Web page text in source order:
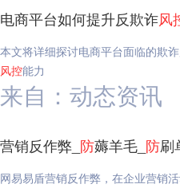
电商平台如何提升反欺诈风
本文将详细探讨电商平台面临的欺
风控能力
来自：动态资讯
营销反作弊_ 防薅羊毛_ 防刷
网易易盾营销反作弊，在企业营销